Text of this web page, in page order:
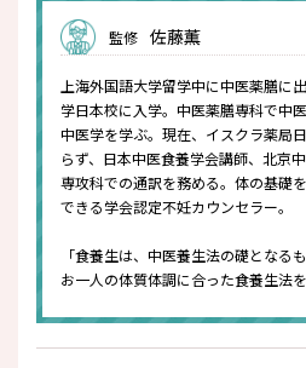
監修 佐藤薫
上海外国語大学留学中に中医薬膳に
学日本校に入学。中医薬膳専科で中
中医学を学ぶ。現在、イスクラ薬局
らず、日本中医食養学会講師、北京
専攻科での通訳を務める。体の基礎
できる学会認定不妊カウンセラー。
「食養生は、中医養生法の礎となる
お一人の体質体調に合った食養生法を